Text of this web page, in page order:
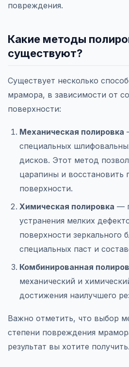
повреждения.
Какие методы
существуют?
Существует несколько
мрамора, в зависимости от
поверхности:
Механическая полировка
специальных
дисков. Этот метод
царапины и восстановить
поверхности.
Химическая полировка —
устранения мелких
поверхности зеркального
специальных паст и
Комбинированная
механический и
достижения наилучшего
Важно отметить, что выбор
степени повреждения
результат вы хотите получить.